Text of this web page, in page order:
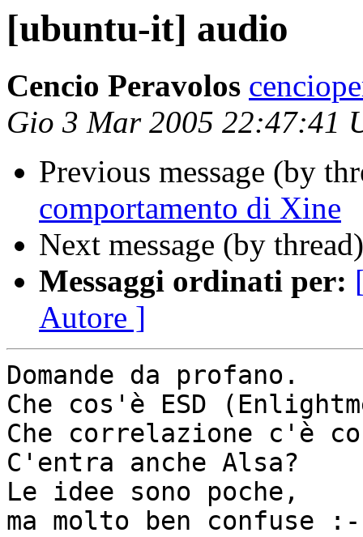
[ubuntu-it] audio
Cencio Peravolos
Gio 3 Mar 2005 22:47:41
Previous message (by
comportamento di Xine
Next message (by
Messaggi ordinati per:
Autore ]
Domande da profano.
Che cos'è ESD
Che correlazione c'è
C'entra anche Alsa?
Le idee sono poche,
ma molto ben confuse